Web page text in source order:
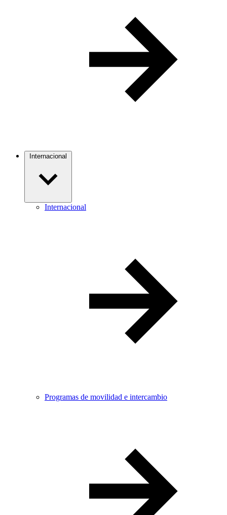
Internacional
Internacional
Programas de movilidad e intercambio